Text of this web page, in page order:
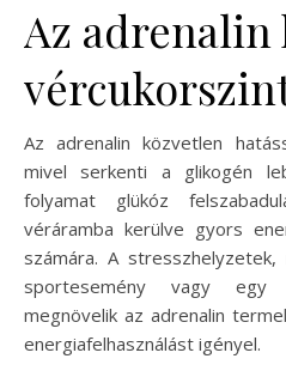
Az adrenalin
Az adrenalin közvetlen
mivel serkenti a glikogén
folyamat glükóz
véráramba kerülve gyors
számára. A
sportesemény vagy egy
megnövelik az adrenalin
energiafelhasználást igényel.